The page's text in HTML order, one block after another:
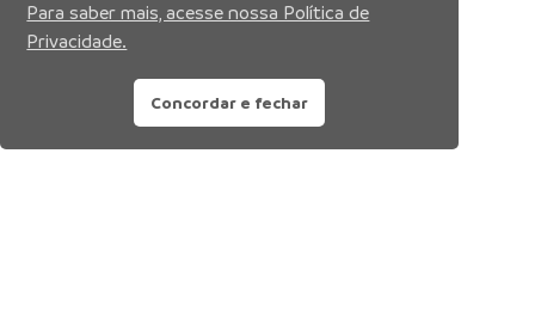
Para saber mais, acesse nossa Política de
Privacidade.
Concordar e fechar